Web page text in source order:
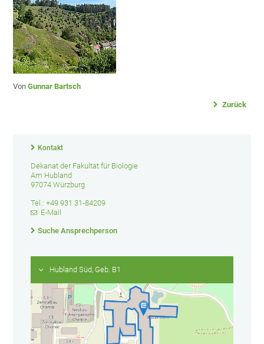
VonGunnar Bartsch
Zurück
Kontakt
Dekanat der Fakultät für Biologie
Am Hubland
97074 Würzburg
Tel.: +49 931 31-84209
E-Mail
Suche Ansprechperson
Hubland Süd, Geb. B1